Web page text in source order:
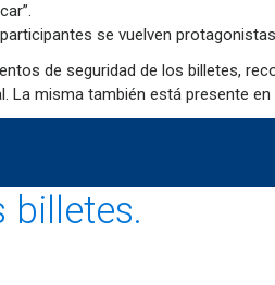
se vuelven
de seguridad de los billetes,
misma también está presente
billetes.